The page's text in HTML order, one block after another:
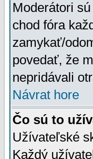
Moderátori
chod fóra
zamykať/
povedať, že
nepridávali
Návrat hore
Čo sú to
Užívateľské
Každý